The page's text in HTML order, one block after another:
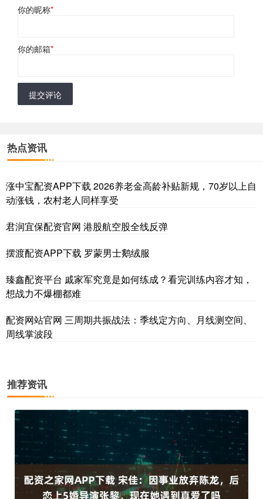
你的昵称*
你的邮箱*
提交评论
热点资讯
涨中宝配资APP下载 2026养老金高龄补贴新规，70岁以上自
动涨钱，农村老人同样享受
君润宜保配资官网 港股航空股全线反弹
摆渡配资APP下载 罗蒙男士鹅绒服
臻鑫配资平台 戚家军究竟是如何练成？看完训练内容才知，
想战力不爆棚都难
配资网站官网 三周期共振战法：季线定方向、月线测空间、
周线掌波段
推荐资讯